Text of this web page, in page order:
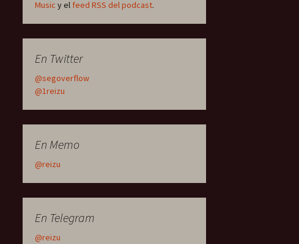
Music y el feed RSS del podcast.
En Twitter
@segoverflow
@1reizu
En Memo
@reizu
En Telegram
@reizu